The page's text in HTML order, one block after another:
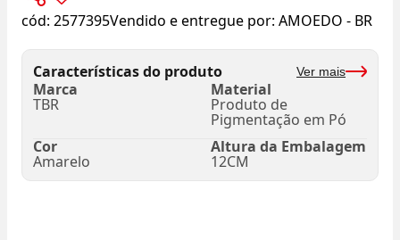
cód: 2577395Vendido e entregue por: AMOEDO - BR
Características do produto Ver mais
Marca
TBR
Material
Produto de
Pigmentação em Pó
Cor
Amarelo
Altura da Embalagem
12CM